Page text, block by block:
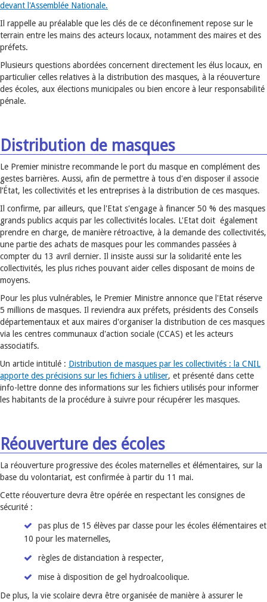
devant l'Assemblée Nationale.
Il rappelle au préalable que les clés de ce déconfinement repose sur le
terrain entre les mains des acteurs locaux, notamment des maires et des
préfets.
Plusieurs questions abordées concernent directement les élus locaux, en
particulier celles relatives à la distribution des masques, à la réouverture
des écoles, aux élections municipales ou bien encore à leur responsabilité
pénale.
Distribution de masques
Le Premier ministre recommande le port du masque en complément des
gestes barrières. Aussi, afin de permettre à tous d'en disposer il associe
l’État, les collectivités et les entreprises à la distribution de ces masques.
Il confirme, par ailleurs, que l'Etat s'engage à financer 50 % des masques
grands publics acquis par les collectivités locales. L'Etat doit également
prendre en charge, de manière rétroactive, à la demande des collectivités,
une partie des achats de masques pour les commandes passées à
compter du 13 avril dernier. Il insiste aussi sur la solidarité ente les
collectivités, les plus riches pouvant aider celles disposant de moins de
moyens.
Pour les plus vulnérables, le Premier Ministre annonce que l'Etat réserve
5 millions de masques. Il reviendra aux préfets, présidents des Conseils
départementaux et aux maires d'organiser la distribution de ces masques
via les centres communaux d'action sociale (CCAS) et les acteurs
associatifs.
Un article intitulé : Distribution de masques par les collectivités : la CNIL
apporte des précisions sur les fichiers à utiliser, et présenté dans cette
info-lettre donne des informations sur les fichiers utilisés pour informer
les habitants de la procédure à suivre pour récupérer les masques.
Réouverture des écoles
La réouverture progressive des écoles maternelles et élémentaires, sur la
base du volontariat, est confirmée à partir du 11 mai.
Cette réouverture devra être opérée en respectant les consignes de
sécurité :
pas plus de 15 élèves par classe pour les écoles élémentaires et
10 pour les maternelles,
règles de distanciation à respecter,
mise à disposition de gel hydroalcoolique.
De plus, la vie scolaire devra être organisée de manière à assurer le